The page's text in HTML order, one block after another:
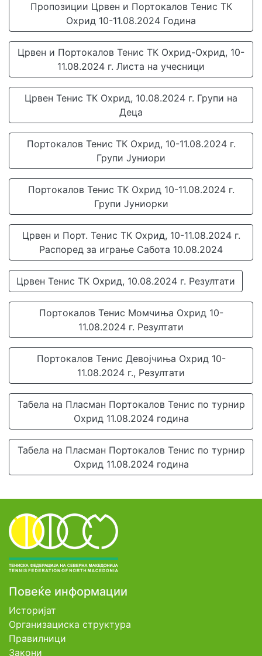
Пропозиции Црвен и Портокалов Тенис ТК
Охрид 10-11.08.2024 Година
Црвен и Портокалов Тенис ТК Охрид-Охрид, 10-
11.08.2024 г. Листа на учесници
Црвен Тенис ТК Охрид, 10.08.2024 г. Групи на
Деца
Портокалов Тенис ТК Охрид, 10-11.08.2024 г.
Групи Јуниори
Портокалов Тенис ТК Охрид 10-11.08.2024 г.
Групи Јуниорки
Црвен и Порт. Тенис ТК Охрид, 10-11.08.2024 г.
Распоред за играње Сабота 10.08.2024
Црвен Тенис ТК Охрид, 10.08.2024 г. Резултати
Портокалов Тенис Момчиња Охрид 10-
11.08.2024 г. Резултати
Портокалов Тенис Девојчиња Охрид 10-
11.08.2024 г., Резултати
Табела на Пласман Портокалов Тенис по турнир
Охрид 11.08.2024 година
Табела на Пласман Портокалов Тенис по турнир
Охрид 11.08.2024 година
Повеќе информации
Историјат
Организациска структура
Правилници
Закони